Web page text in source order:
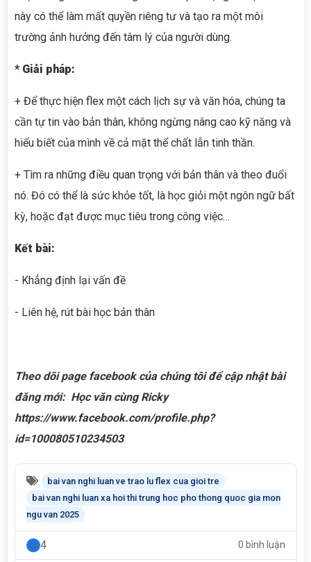
này có thể làm mất quyền riêng tư và tạo ra một môi
trường ảnh hưởng đến tâm lý của người dùng.
* Giải pháp:
+ Để thực hiện flex một cách lịch sự và văn hóa, chúng ta
cần tự tin vào bản thân, không ngừng nâng cao kỹ năng và
hiểu biết của mình về cả mặt thể chất lẫn tinh thần.
+ Tìm ra những điều quan trọng với bản thân và theo đuổi
nó. Đó có thể là sức khỏe tốt, là học giỏi một ngôn ngữ bất
kỳ, hoặc đạt được mục tiêu trong công việc…
Kết bài:
- Khẳng định lại vấn đề
- Liên hệ, rút bài học bản thân
Theo dõi page facebook của chúng tôi để cập nhật bài
đăng mới: Học văn cùng Ricky
https://www.facebook.com/profile.php?
id=100080510234503
bai van nghi luan ve trao lu flex cua gioi tre
bai van nghi luan xa hoi thi trung hoc pho thong quoc gia mon
ngu van 2025
4 0 bình luận